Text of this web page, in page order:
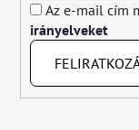
Az e-mail cím
irányelveket